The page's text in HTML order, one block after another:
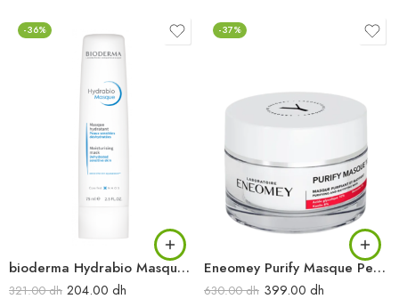
-36%
bioderma Hydrabio Masque 75 ml
321.00dh 204.00 dh
-37%
Eneomey Purify Masque Peel 10 50ML
630.00dh 399.00 dh